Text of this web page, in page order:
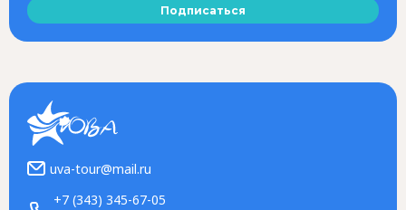
Подписаться
uva-tour@mail.ru
+7 (343) 345-67-05